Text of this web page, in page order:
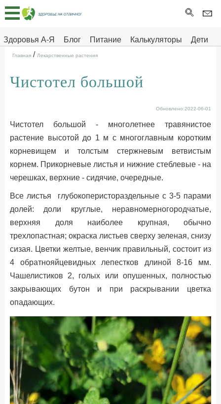
Здоровья А-Я Блог Питание Калькуляторы
Дети
Здоровье на отлично
Главная
Тесты
Про
ДЕТЯМ
Главная / Лекарственные растения
Чистотел большой
Обновлено:2022-06-01
Чистотел большой - многолетнее травянистое
растение высотой до 1 м с многоглавным коротким
корневищем и толстым стержневым ветвистым
корнем. Прикорневые листья и нижние стеблевые - на
черешках, верхние - сидячие, очередные.
Все листья глубокоперистораздельные с 3-5 парами
долей: доли круглые, неравномерногородчатые,
верхняя доля наиболее крупная, обычно
трехлопастная; окраска листьев сверху зеленая, снизу
сизая. Цветки желтые, венчик правильный, состоит из
4 обратнояйцевидных лепестков длиной 8-16 мм.
Чашелистиков 2, голых или опушенных, полностью
закрывающих бутон и при раскрывании цветка
опадающих.